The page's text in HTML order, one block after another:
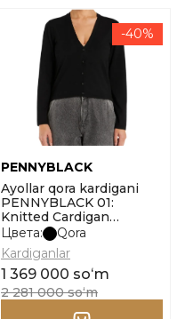
-40%
PENNYBLACK
Ayollar qora kardigani
PENNYBLACK 01:
Knitted Cardigan
Stemma o'lcham l
Цвета:
Qora
Kardiganlar
1 369 000 soʻm
2 281 000 soʻm